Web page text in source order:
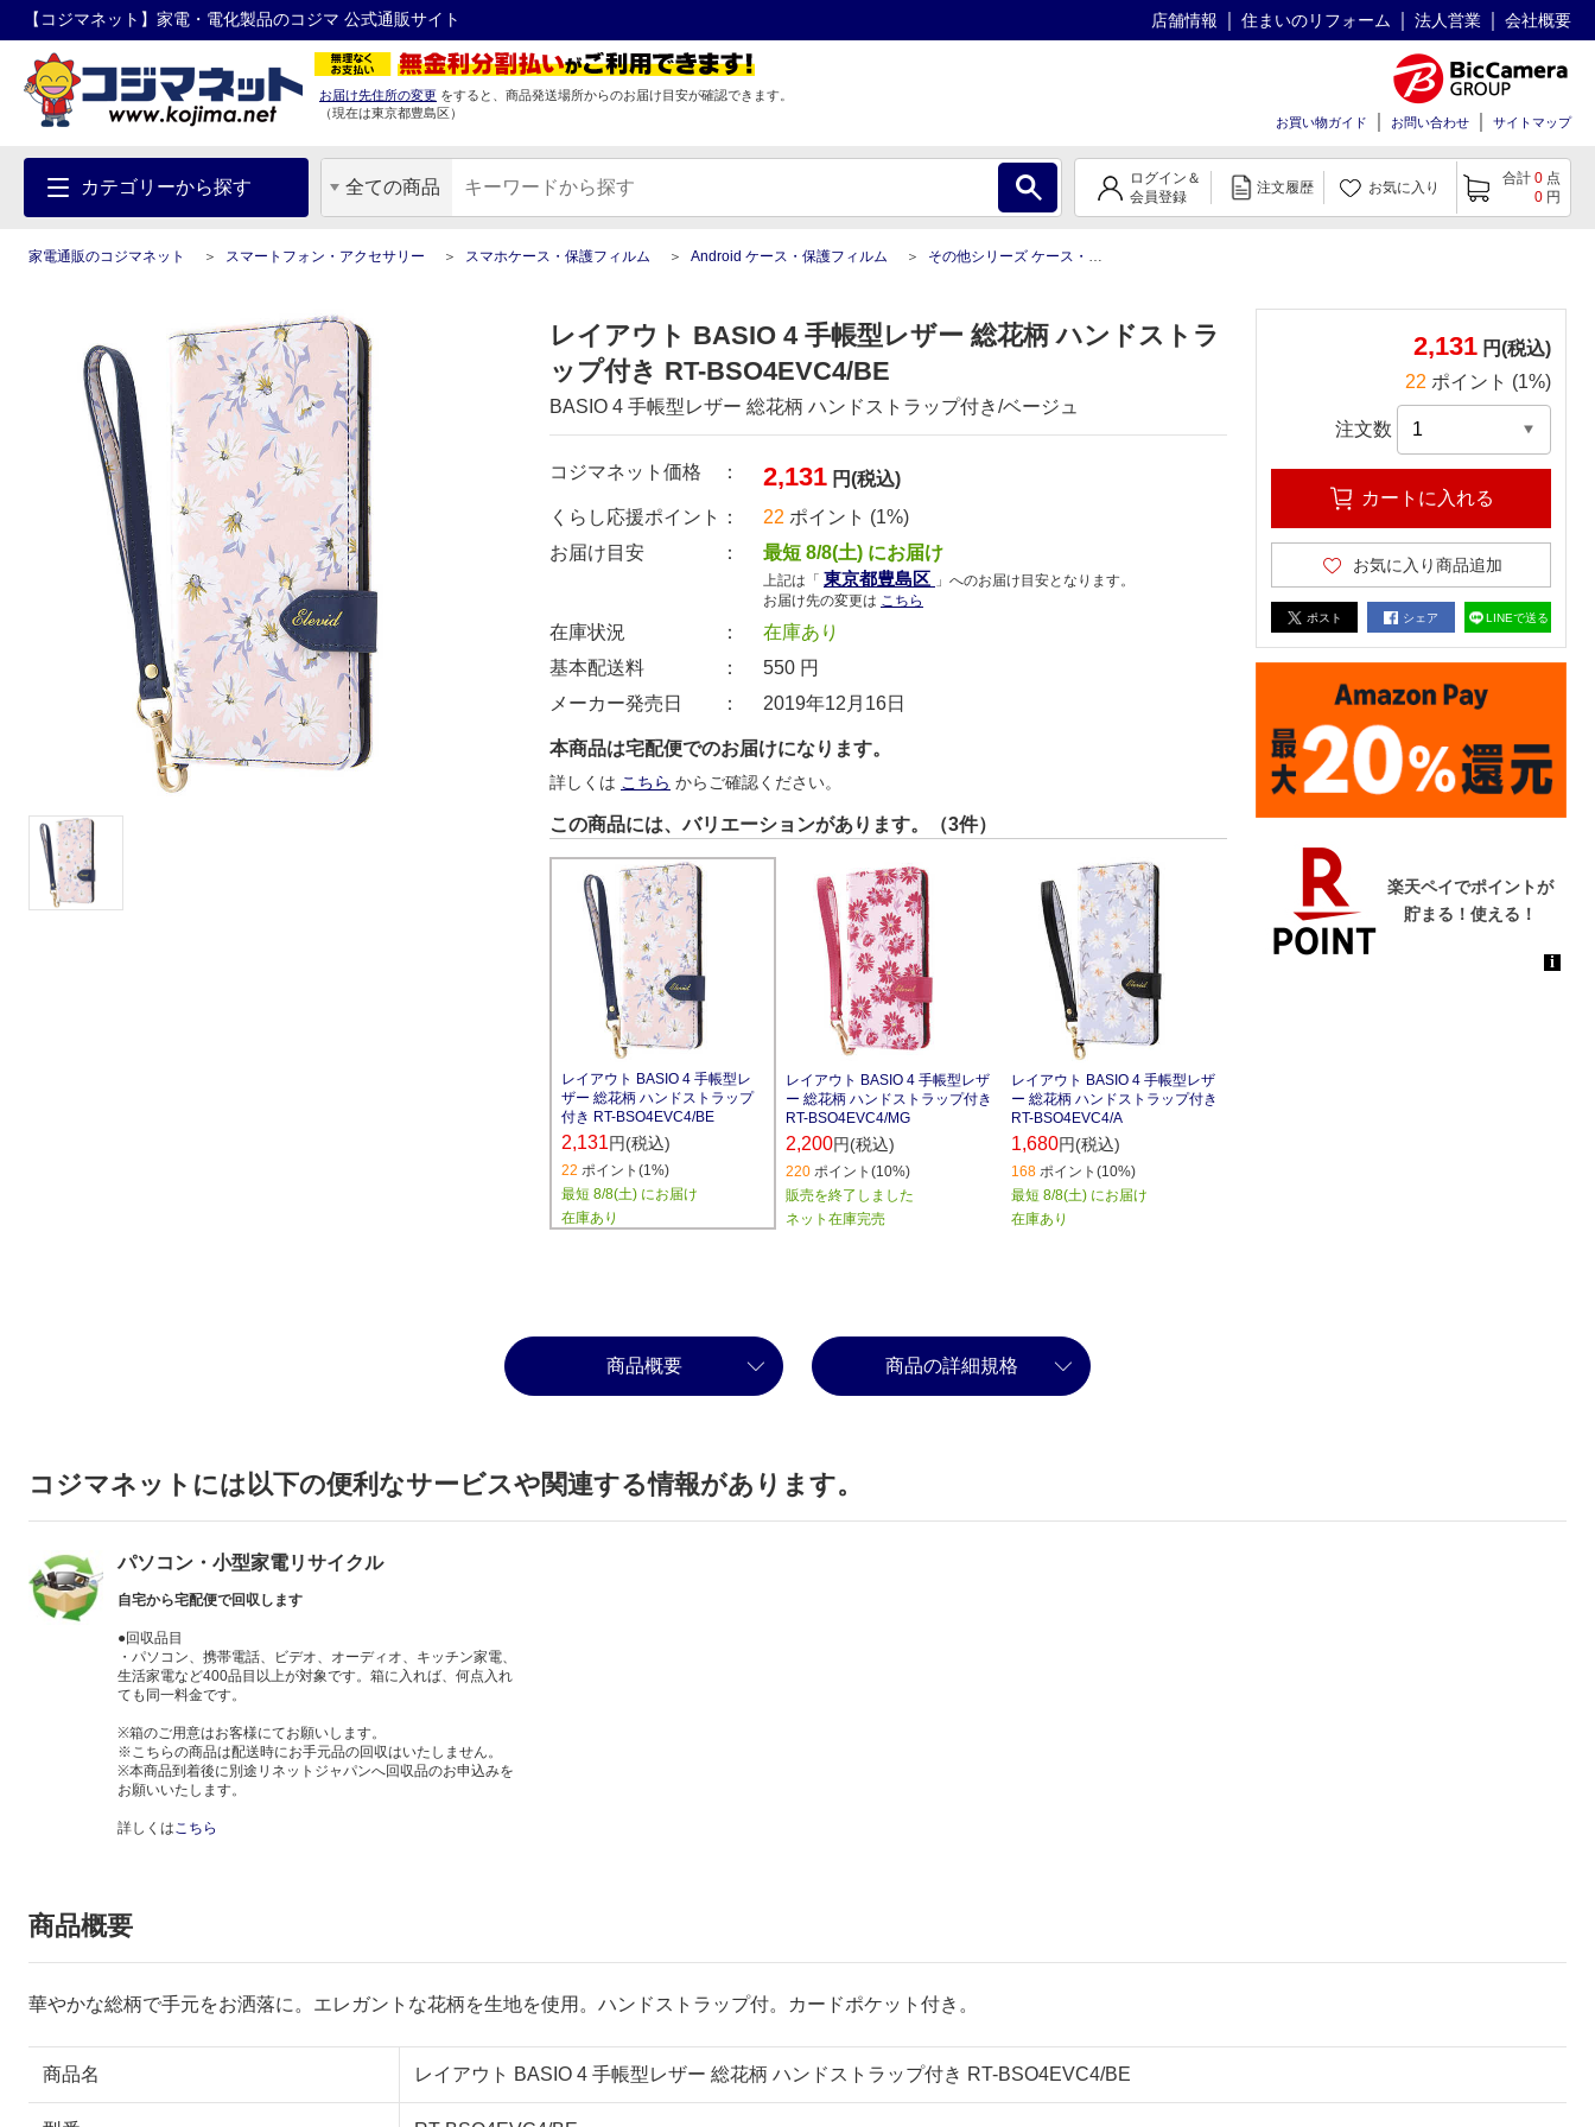
【コジマネット】家電・電化製品のコジマ 公式通販サイト 店舗情報 住まいのリフォーム 法人営業 会社概要
お届け先住所の変更 をすると、商品発送場所からのお届け目安が確認できます。
（現在は東京都豊島区）
お買い物ガイド お問い合わせ サイトマップ
カテゴリーから探す 全ての商品
ログイン＆
会員登録
注文履歴 お気に入り
合計 0 点
0 円
家電通販のコジマネット スマートフォン・アクセサリー スマホケース・保護フィルム Android ケース・保護フィルム その他シリーズ ケース・保護フィルム
レイアウト BASIO 4 手帳型レザー 総花柄 ハンドストラ
ップ付き RT-BSO4EVC4/BE
BASIO 4 手帳型レザー 総花柄 ハンドストラップ付き/ベージュ
コジマネット価格 ： 2,131 円(税込)
くらし応援ポイント：
22 ポイント (1%)
お届け目安 ：
最短 8/8(土) にお届け
上記は「 東京都豊島区 」へのお届け目安となります。
お届け先の変更は こちら
在庫状況 ：
在庫あり
基本配送料 ：
550 円
メーカー発売日 ：
2019年12月16日
本商品は宅配便でのお届けになります。
詳しくは こちら からご確認ください。
この商品には、バリエーションがあります。（3件）
レイアウト BASIO 4 手帳型レ
ザー 総花柄 ハンドストラップ
付き RT-BSO4EVC4/BE
2,131円(税込)
22 ポイント(1%)
最短 8/8(土) にお届け
在庫あり
レイアウト BASIO 4 手帳型レザ
ー 総花柄 ハンドストラップ付き
RT-BSO4EVC4/MG
2,200円(税込)
220 ポイント(10%)
販売を終了しました
ネット在庫完売
レイアウト BASIO 4 手帳型レザ
ー 総花柄 ハンドストラップ付き
RT-BSO4EVC4/A
1,680円(税込)
168 ポイント(10%)
最短 8/8(土) にお届け
在庫あり
2,131 円(税込)
22 ポイント (1%)
注文数
カートに入れる
お気に入り商品追加
ポスト シェア LINEで送る
商品概要 商品の詳細規格
コジマネットには以下の便利なサービスや関連する情報があります。
パソコン・小型家電リサイクル
自宅から宅配便で回収します
●回収品目
・パソコン、携帯電話、ビデオ、オーディオ、キッチン家電、
生活家電など400品目以上が対象です。箱に入れば、何点入れ
ても同一料金です。
※箱のご用意はお客様にてお願いします。
※こちらの商品は配送時にお手元品の回収はいたしません。
※本商品到着後に別途リネットジャパンへ回収品のお申込みを
お願いいたします。
詳しくはこちら
商品概要
華やかな総柄で手元をお洒落に。エレガントな花柄を生地を使用。ハンドストラップ付。カードポケット付き。
商品名 レイアウト BASIO 4 手帳型レザー 総花柄 ハンドストラップ付き RT-BSO4EVC4/BE